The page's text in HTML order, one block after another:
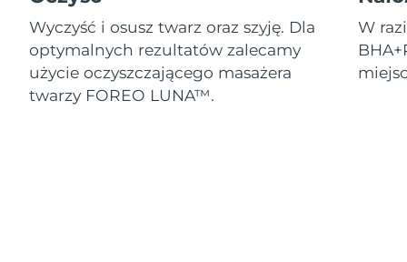
Wyczyść i osusz twarz oraz szyję. Dla
optymalnych rezultatów zalecamy
użycie oczyszczającego masażera
twarzy FOREO LUNA™.
W